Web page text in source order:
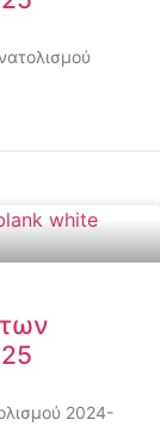
2024-